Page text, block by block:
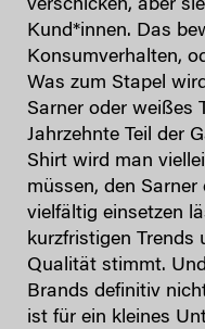
verschicken, aber
Kund*innen. Das
Konsumverhalten,
Was zum Stapel
Sarner oder weißes
Jahrzehnte Teil der
Shirt wird man
müssen, den
vielfältig einsetzen
kurzfristigen Trends
Qualität stimmt.
Brands definitiv
ist für ein kleines